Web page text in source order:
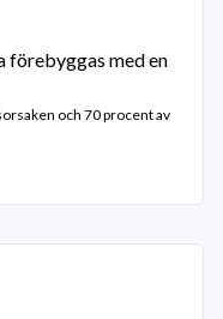
förebyggas med en
och 70 procent av